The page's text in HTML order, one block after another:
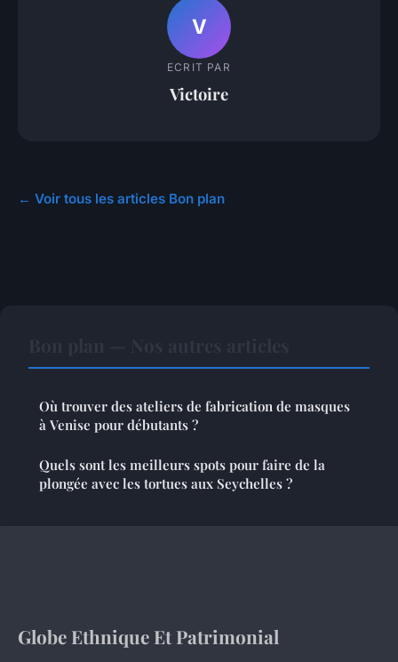
V
ECRIT PAR
Victoire
← Voir tous les articles Bon plan
Où trouver des ateliers de fabrication de masques
à Venise pour débutants ?
Quels sont les meilleurs spots pour faire de la
plongée avec les tortues aux Seychelles ?
Globe Ethnique Et Patrimonial